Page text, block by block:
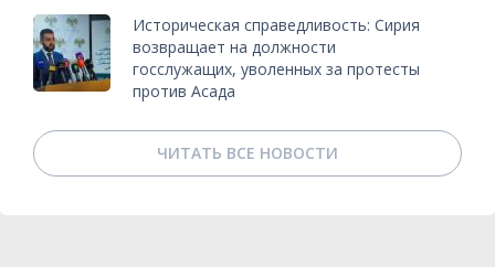
Историческая справедливость: Сирия
возвращает на должности
госслужащих, уволенных за протесты
против Асада
ЧИТАТЬ ВСЕ НОВОСТИ